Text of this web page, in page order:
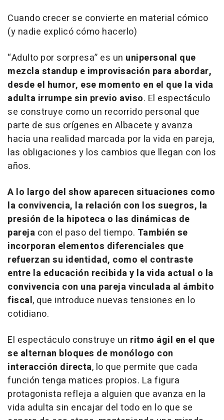
Cuando crecer se convierte en material cómico
(y nadie explicó cómo hacerlo)
“Adulto por sorpresa” es un unipersonal que
mezclastandup e improvisación para abordar,
desde el humor, ese momento en el que la vida
adulta irrumpe sin previo aviso. El espectáculo
se construye como un recorrido personal que
parte de sus orígenes en Albacete y avanza
hacia una realidad marcada por la vida en pareja,
las obligaciones y los cambios que llegan con los
años.
A lo largo del show aparecen situaciones como
la convivencia, la relación con los suegros, la
presión de la hipoteca o las dinámicas de
pareja con el paso del tiempo. También se
incorporan elementos diferenciales que
refuerzan su identidad, como el contraste
entre la educación recibida y la vida actual o la
convivencia con una pareja vinculada al ámbito
fiscal, que introduce nuevas tensiones en lo
cotidiano.
El espectáculo construye un ritmo ágil en el que
se alternan bloques de monólogo con
interacción directa, lo que permite que cada
función tenga matices propios. La figura
protagonista refleja a alguien que avanza en la
vida adulta sin encajar del todo en lo que se